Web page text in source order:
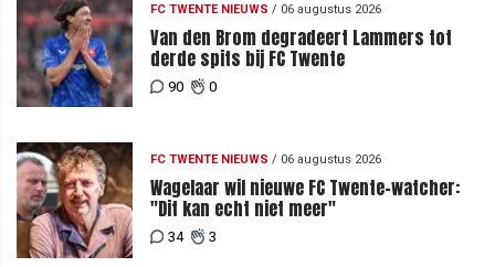
FC TWENTE NIEUWS / 06 augustus 2026
Van den Brom degradeert Lammers tot
derde spits bij FC Twente
90 0
FC TWENTE NIEUWS / 06 augustus 2026
Wagelaar wil nieuwe FC Twente-watcher:
"Dit kan echt niet meer"
34 3